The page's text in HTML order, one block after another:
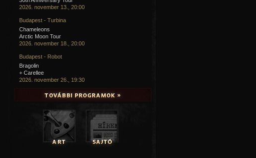
2026. november 13., 20:00
Budapest - Turbina
Chameleons
Arctic Moon Tour
2026. november 18., 20:00
Budapest - Robot
Bragolin
+ Carellee
2026. november 26., 19:30